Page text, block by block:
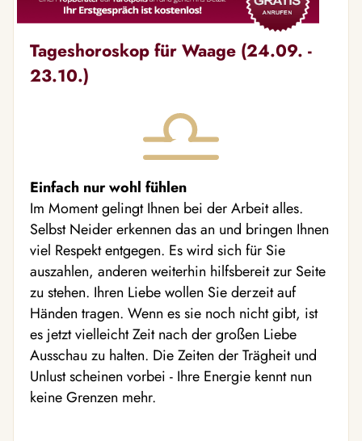
Tageshoroskop für Waage (24.09. -
23.10.)
Einfach nur wohl fühlen
Im Moment gelingt Ihnen bei der Arbeit alles.
Selbst Neider erkennen das an und bringen Ihnen
viel Respekt entgegen. Es wird sich für Sie
auszahlen, anderen weiterhin hilfsbereit zur Seite
zu stehen. Ihren Liebe wollen Sie derzeit auf
Händen tragen. Wenn es sie noch nicht gibt, ist
es jetzt vielleicht Zeit nach der großen Liebe
Ausschau zu halten. Die Zeiten der Trägheit und
Unlust scheinen vorbei - Ihre Energie kennt nun
keine Grenzen mehr.